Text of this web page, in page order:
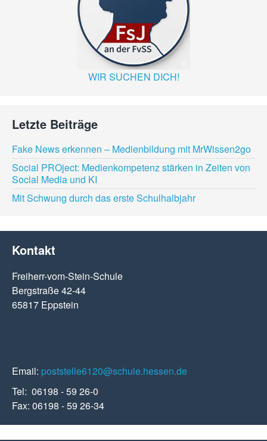
WIR SUCHEN DICH!
Letzte Beiträge
Fake News erkennen – Medienbildung mit MrWissen2go
Social PROject: Medienkompetenz stärken in Zeiten von
Social Media und KI
Mit Schwung durch das erste Schulhalbjahr
Kontakt
Freiherr-vom-Stein-Schule
Bergstraße 42-44
65817 Eppstein
Email: poststelle6120@schule.hessen.de
Tel: 06198 - 59 26-0
Fax: 06198 - 59 26-34